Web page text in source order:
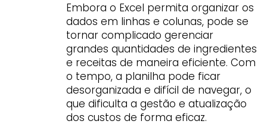
Embora o Excel permita organizar os
dados em linhas e colunas, pode se
tornar complicado gerenciar
grandes quantidades de ingredientes
e receitas de maneira eficiente. Com
o tempo, a planilha pode ficar
desorganizada e difícil de navegar, o
que dificulta a gestão e atualização
dos custos de forma eficaz.